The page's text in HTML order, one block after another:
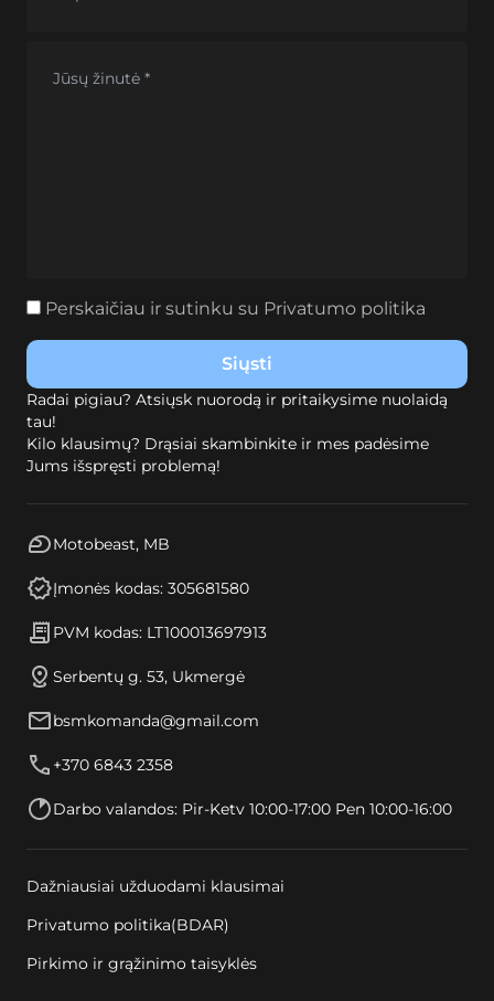
Radai pigiau? Atsiųsk nuorodą ir pritaikysime nuolaidą
tau!
Kilo klausimų? Drąsiai skambinkite ir mes padėsime
Jums išspręsti problemą!
Motobeast, MB
Įmonės kodas: 305681580
PVM kodas: LT100013697913
Serbentų g. 53, Ukmergė
bsmkomanda@gmail.com
+370 6843 2358
Darbo valandos: Pir-Ketv 10:00-17:00 Pen 10:00-16:00
Dažniausiai užduodami klausimai
Privatumo politika(BDAR)
Pirkimo ir grąžinimo taisyklės
Perskaičiau ir sutinku su Privatumo politika